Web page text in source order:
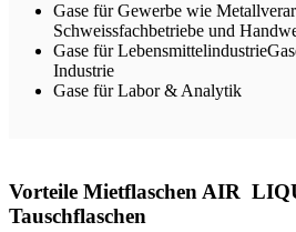
Gase für Gewerbe wie
Schweissfachbetriebe und
Gase für
Industrie
Gase für Labor & Analytik
Vorteile Mietflaschen AIR
Tauschflaschen